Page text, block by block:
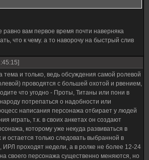
равно вам первое время почти наверняка
что к чему. а то наворочу на быстрый слив
и только, ведь обсуждения самой ролевой
проводятся с большей охотой и рвением,
что угодно - Проты, Титаны или пони в
потрепаться о надобности или
написания персонажа отбирает у людей
играть, т.к. в своих анкетах он создают
которому уже некуда развиваться в
остается только следовать выбранной в
ИРЛ проходят недели, а в ролке не более 12-24
своего персонажа существенно меняются, но